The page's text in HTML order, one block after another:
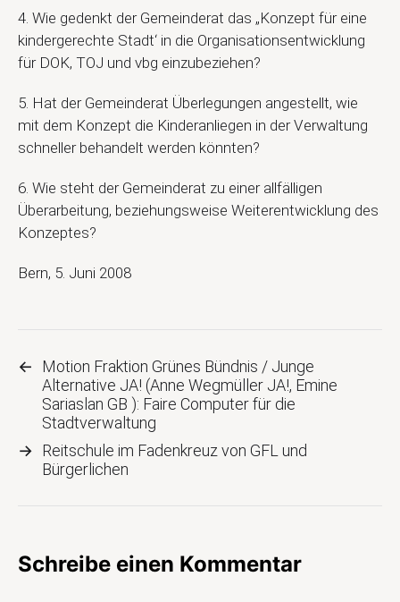
4. Wie gedenkt der Gemeinderat das „Konzept für eine
kindergerechte Stadt‘ in die Organisationsentwicklung
für DOK, TOJ und vbg einzubeziehen?
5. Hat der Gemeinderat Überlegungen angestellt, wie
mit dem Konzept die Kinderanliegen in der Verwaltung
schneller behandelt werden könnten?
6. Wie steht der Gemeinderat zu einer allfälligen
Überarbeitung, beziehungsweise Weiterentwicklung des
Konzeptes?
Bern, 5. Juni 2008
←
Motion Fraktion Grünes Bündnis / Junge
Alternative JA! (Anne Wegmüller JA!, Emine
Sariaslan GB ): Faire Computer für die
Stadtverwaltung
→ Reitschule im Fadenkreuz von GFL und
Bürgerlichen
Schreibe einen Kommentar